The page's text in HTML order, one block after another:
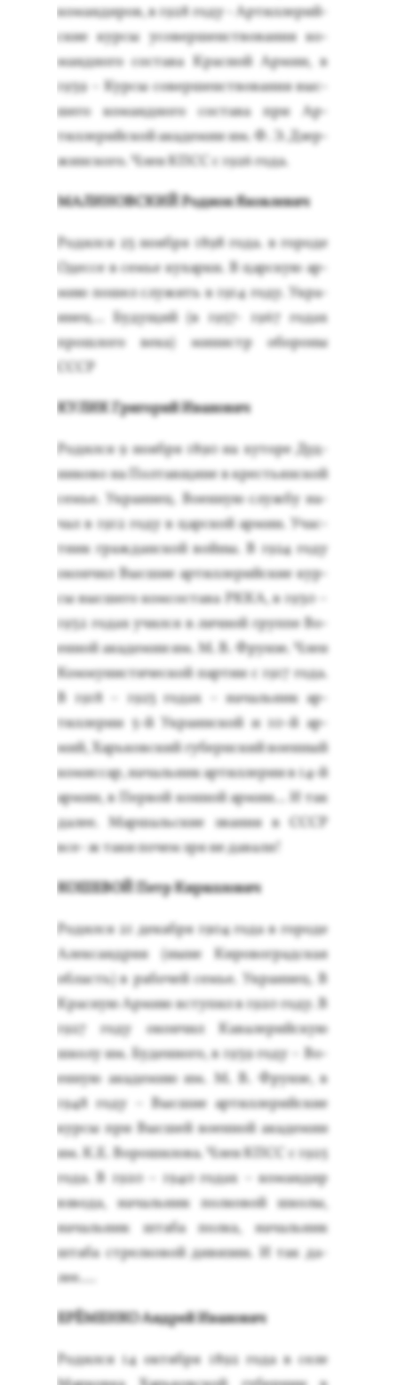
ко­ман­ди­ров, в 1928 го­ду - Ар­тилле­рий­
ские кур­сы усо­вер­шенс­тво­вания ко­
ман­дно­го сос­та­ва Крас­ной Ар­мии, в
1939 – Кур­сы со­вер­шенс­тво­вания выс­
ше­го ко­ман­дно­го сос­та­ва при Ар­
тилле­рий­ской ака­демии им. Ф. Э. Дзер­
жин­ско­го. Член КПСС с 1926 го­да.
МА­ЛИНОВ­СКИЙ Ро­ди­он Яков­ле­вич
Ро­дил­ся 23 но­яб­ря 1898 го­да. в го­роде
Одес­се в семье ку­хар­ки. В цар­скую ар­
мию по­шел слу­жить в 1914 го­ду. Ук­ра­
инец... Бу­дущий (в 1957- 1967 го­дах
прош­ло­го ве­ка) ми­нистр обо­роны
СССР
КУ­ЛИК Гри­горий Ива­нович
Ро­дил­ся 9 но­яб­ря 1890 на ху­торе Дуд­
ни­ково на Пол­тавщи­не в кресть­ян­ской
семье. Ук­ра­инец. Во­ен­ную служ­бу на­
чал в 1912 го­ду в цар­ской ар­мии. Учас­
тник граж­дан­ской вой­ны. В 1924 го­ду
окон­чил Выс­шие ар­тилле­рий­ские кур­
сы выс­ше­го ком­соста­ва РККА, в 1930 –
1932 го­дах учил­ся в лич­ной груп­пе Во­
ен­ной ака­демии им. М. В. Фрун­зе. Член
Ком­му­нис­ти­чес­кой пар­тии с 1917 го­да.
В 1918 – 1923 го­дах – на­чаль­ник ар­
тилле­рии 5-й Ук­ра­ин­ской и 10-й ар­
мий, Харь­ков­ский гу­берн­ский во­ен­ный
ко­мис­сар, на­чаль­ник ар­тилле­рии в 14-й
ар­мии, в Пер­вой кон­ной ар­мии... И так
да­лее. Мар­шаль­ские зва­ния в СССР
все- ж та­ки по­чем зря не да­вали!
КО­ШЕВОЙ Петр Ки­рил­ло­вич
Ро­дил­ся 21 де­каб­ря 1904 го­да в го­роде
Алек­сан­дрия (ны­не Ки­ровог­рад­ская
об­ласть) в ра­бочей семье. Ук­ра­инец. В
Крас­ную Ар­мию всту­пил в 1920 го­ду. В
1927 го­ду окон­чил Ка­вале­рий­скую
шко­лу им. Бу­ден­но­го, в 1939 го­ду – Во­
ен­ную ака­демию им. М. В. Фрун­зе, в
1948 го­ду – Выс­шие ар­тилле­рий­ские
кур­сы при Выс­шей во­ен­ной ака­демии
им. К.Е. Во­роши­лова. Член КПСС с 1925
го­да. В 1920 – 1940 го­дах – ко­ман­дир
взво­да, на­чаль­ник пол­ко­вой шко­лы,
на­чаль­ник шта­ба пол­ка, на­чаль­ник
шта­ба стрел­ко­вой ди­визии. И так да­
лее....
ЕРЁ­МЕН­КО Ан­дрей Ива­нович
Ро­дил­ся 14 ок­тября 1892 го­да в се­ле